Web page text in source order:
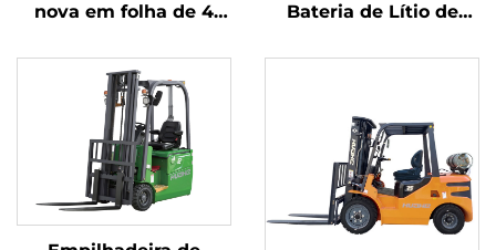
nova em folha de 4
japonês ISUZU de alta
qualidade
Bateria de Lítio de
Equilíbrio, com
China, com Preço
Justo